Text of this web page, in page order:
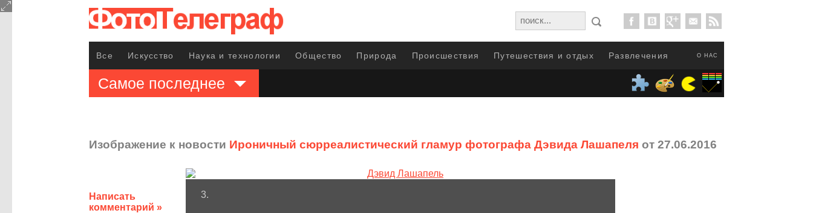
О НАС
Все Искусство Наука и технологии Общество Природа Происшествия Путешествия и отдых Развлечения
Самое последнее
Изображение к новости Ироничный сюрреалистический гламур фотографа Дэвида Лашапеля от 27.06.2016
Написать
комментарий »
3.